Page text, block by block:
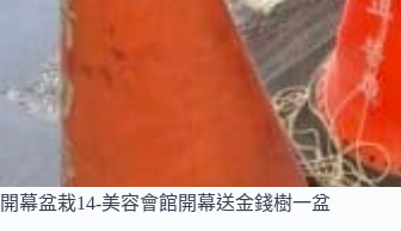
開幕盆栽14-美容會館開幕送金錢樹一盆